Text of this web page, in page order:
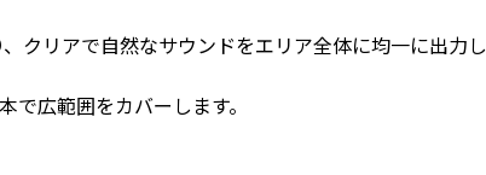
クリアで自然なサウンドをエリア全体に均一に出力し
広範囲をカバーします。